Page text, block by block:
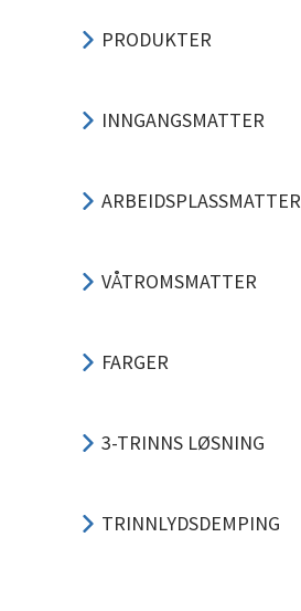
PRODUKTER
INNGANGSMATTER
ARBEIDSPLASSMATTER
VÅTROMSMATTER
FARGER
3-TRINNS LØSNING
TRINNLYDSDEMPING